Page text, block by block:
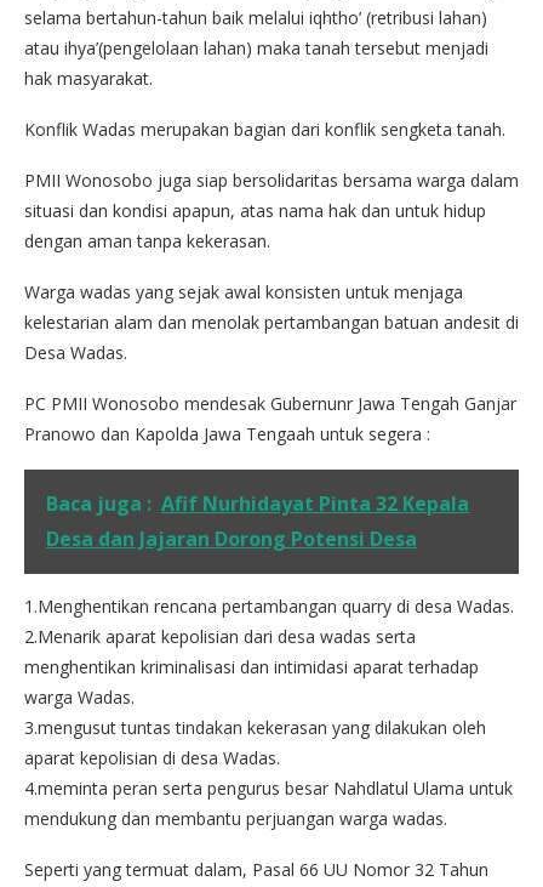
selama bertahun-tahun baik melalui iqhtho’ (retribusi lahan)
atau ihya’(pengelolaan lahan) maka tanah tersebut menjadi
hak masyarakat.
Konflik Wadas merupakan bagian dari konflik sengketa tanah.
PMII Wonosobo juga siap bersolidaritas bersama warga dalam
situasi dan kondisi apapun, atas nama hak dan untuk hidup
dengan aman tanpa kekerasan.
Warga wadas yang sejak awal konsisten untuk menjaga
kelestarian alam dan menolak pertambangan batuan andesit di
Desa Wadas.
PC PMII Wonosobo mendesak Gubernunr Jawa Tengah Ganjar
Pranowo dan Kapolda Jawa Tengaah untuk segera :
Baca juga : Afif Nurhidayat Pinta 32 Kepala
Desa dan Jajaran Dorong Potensi Desa
1.Menghentikan rencana pertambangan quarry di desa Wadas.
2.Menarik aparat kepolisian dari desa wadas serta
menghentikan kriminalisasi dan intimidasi aparat terhadap
warga Wadas.
3.mengusut tuntas tindakan kekerasan yang dilakukan oleh
aparat kepolisian di desa Wadas.
4.meminta peran serta pengurus besar Nahdlatul Ulama untuk
mendukung dan membantu perjuangan warga wadas.
Seperti yang termuat dalam, Pasal 66 UU Nomor 32 Tahun